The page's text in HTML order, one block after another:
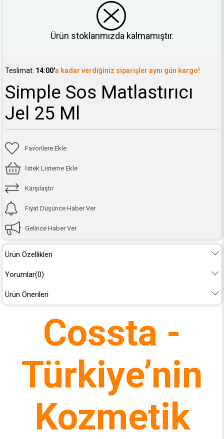
Ürün stoklarımızda kalmamıştır.
Teslimat: 14:00'a kadar verdiğiniz siparişler aynı gün kargo!
Simple Sos Matlastırıcı
Jel 25 Ml
Favorilere Ekle
İstek Listeme Ekle
Karşılaştır
Fiyat Düşünce Haber Ver
Gelince Haber Ver
Ürün Özellikleri
Yorumlar(0)
Ürün Önerileri
Cossta -
Türkiye’nin
Kozmetik